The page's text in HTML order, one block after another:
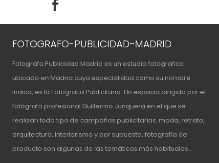
FOTOGRAFO-PUBLICIDAD-MADRID
Fotografo Publicidad Madrid es un estudio fotografico
ubicado en Madrid cuya especialidad como su nombre
indica, es la Fotografia Publicitaria. Un espacio dirigido por el
fotógrafo profesional Guillermo Junquera en el que se
realizan todo tipo de campañas publicitarias. moda, retrato,
arquitectura, interiorismo y por supuesto, fotografía de
producto son algunas de las temáticas más habituales..